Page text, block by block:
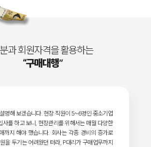
과 회원자격을 활용하는
“구매대행”
명해 보겠습니다. 현장 직원이 5~6명인 중소기업
사를 하고 보니, 현장관리를 위해서는 매월 다양한
까지 해야 했습니다. 회사는 각종 경비의 증가로
을 두기는 어려웠던 터라, P대리가 구매업무까지